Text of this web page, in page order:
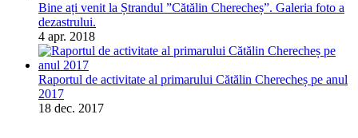
Bine ați venit la Ștrandul ”Cătălin Cherecheș”. Galeria foto a
dezastrului.
4 apr. 2018
Raportul de activitate al primarului Cătălin Cherecheș pe anul
2017
18 dec. 2017